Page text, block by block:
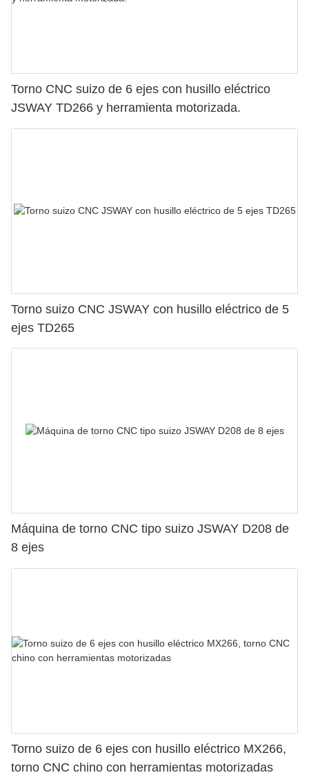
Torno CNC suizo de 6 ejes con husillo eléctrico
JSWAY TD266 y herramienta motorizada.
Torno suizo CNC JSWAY con husillo eléctrico de 5
ejes TD265
Máquina de torno CNC tipo suizo JSWAY D208 de
8 ejes
Torno suizo de 6 ejes con husillo eléctrico MX266,
torno CNC chino con herramientas motorizadas